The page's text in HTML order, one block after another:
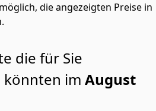
die angezeigten Preise in
die für Sie
könnten im August